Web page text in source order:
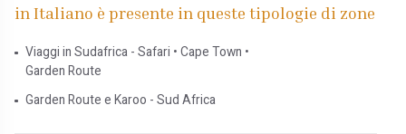
in Italiano è presente in queste tipologie di zone
Viaggi in Sudafrica - Safari • Cape Town •
Garden Route
Garden Route e Karoo - Sud Africa